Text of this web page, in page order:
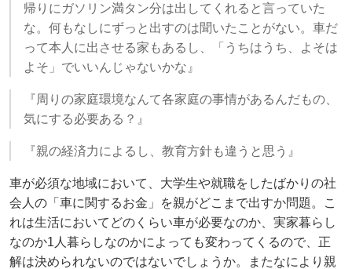
帰りにガソリン満タン分は出してくれると言っていた
な。何もなしにずっと出すのは聞いたことがない。車だ
って本人に出させる家もあるし、「うちはうち、よそは
よそ」でいいんじゃないかな』
『周りの家庭環境なんて各家庭の事情があるんだもの、
気にする必要ある？』
『親の経済力によるし、教育方針も違うと思う』
車が必須な地域において、大学生や就職をしたばかりの社
会人の「車に関するお金」を親がどこまで出すか問題。こ
れは生活においてどのくらい車が必要なのか、実家暮らし
なのか1人暮らしなのかによっても変わってくるので、正
解は決められないのではないでしょうか。またなにより親